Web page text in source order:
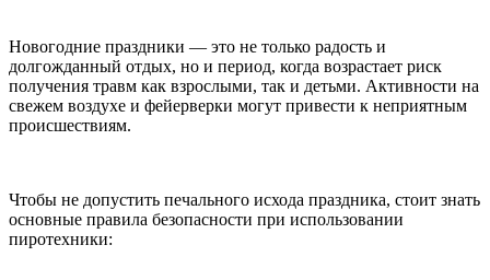
Новогодние праздники — это не только радость и
долгожданный отдых, но и период, когда возрастает риск
получения травм как взрослыми, так и детьми. Активности на
свежем воздухе и фейерверки могут привести к неприятным
происшествиям.
Чтобы не допустить печального исхода праздника, стоит знать
основные правила безопасности при использовании
пиротехники: